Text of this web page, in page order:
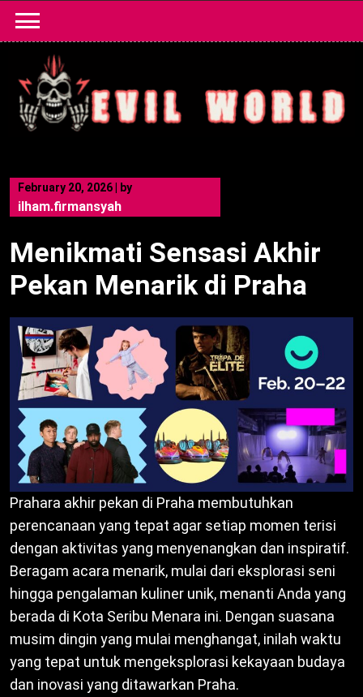
content
February 20, 2026 by
ilham.firmansyah
Menikmati Sensasi Akhir
Pekan Menarik di Praha
Prahara akhir pekan di Praha membutuhkan
perencanaan yang tepat agar setiap momen terisi
dengan aktivitas yang menyenangkan dan inspiratif.
Beragam acara menarik, mulai dari eksplorasi seni
hingga pengalaman kuliner unik, menanti Anda yang
berada di Kota Seribu Menara ini. Dengan suasana
musim dingin yang mulai menghangat, inilah waktu
yang tepat untuk mengeksplorasi kekayaan budaya
dan inovasi yang ditawarkan Praha.